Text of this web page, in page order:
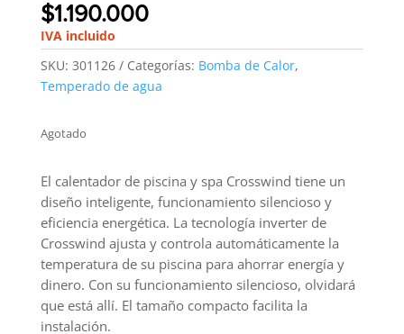
$1.190.000
IVA incluido
SKU: 301126 Categorías: Bomba de Calor,
Temperado de agua
Agotado
El calentador de piscina y spa Crosswind tiene un
diseño inteligente, funcionamiento silencioso y
eficiencia energética. La tecnología inverter de
Crosswind ajusta y controla automáticamente la
temperatura de su piscina para ahorrar energía y
dinero. Con su funcionamiento silencioso, olvidará
que está allí. El tamaño compacto facilita la
instalación.